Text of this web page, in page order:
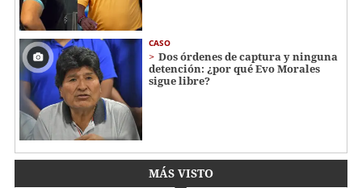
CASO
Dos órdenes de captura y ninguna
detención: ¿por qué Evo Morales
sigue libre?
MÁS VISTO